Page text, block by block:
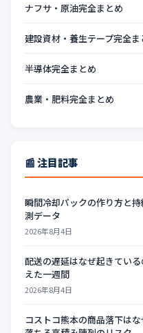
ナフサ・原油完全まとめ
建設資材・養生テープ完全ま
半導体完全まとめ
農業・肥料完全まとめ
📰 注目記事
瞬間冷却パックの作り方と
測データ
2026年8月4日
配送の遅延はなぜ起きてい
えた一週間
2026年8月4日
コストコ熊本の商品落下は